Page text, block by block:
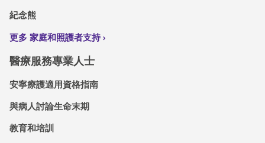
紀念熊
更多 家庭和照護者支持
醫療服務專業人士
安寧療護適用資格指南
與病人討論生命末期
教育和培訓